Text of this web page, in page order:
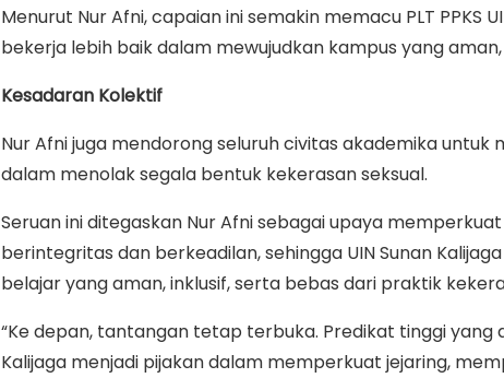
Menurut Nur Afni, capaian ini semakin memacu PLT PPKS
bekerja lebih baik dalam mewujudkan kampus yang
Kesadaran Kolektif
Nur Afni juga mendorong seluruh civitas akademika
dalam menolak segala bentuk kekerasan seksual.
Seruan ini ditegaskan Nur Afni sebagai upaya
berintegritas dan berkeadilan, sehingga UIN Sunan
belajar yang aman, inklusif, serta bebas dari praktik
“Ke depan, tantangan tetap terbuka. Predikat tinggi yang
Kalijaga menjadi pijakan dalam memperkuat jejaring,